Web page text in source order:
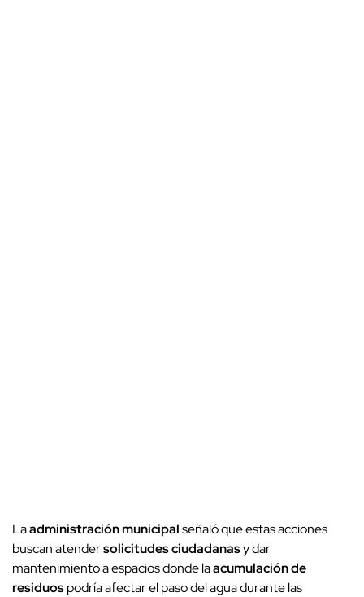
Laadministración municipalseñaló que estas acciones
buscan atendersolicitudes ciudadanasy dar
mantenimiento a espacios donde laacumulación de
residuospodría afectar el paso del agua durante las